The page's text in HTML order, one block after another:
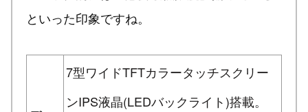
といった印象ですね。
7型ワイドTFTカラータッチスクリー
ンIPS液晶(LEDバックライト)搭載。